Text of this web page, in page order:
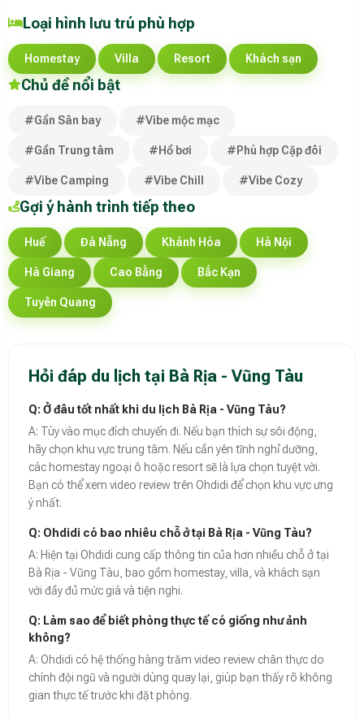
Loại hình lưu trú phù hợp
Homestay Villa Resort Khách sạn
Chủ đề nổi bật
#Gần Sân bay #Vibe mộc mạc
#Gần Trung tâm #Hồ bơi #Phù hợp Cặp đôi
#Vibe Camping #Vibe Chill #Vibe Cozy
Gợi ý hành trình tiếp theo
Huế Đà Nẵng Khánh Hòa Hà Nội
Hà Giang Cao Bằng Bắc Kạn
Tuyên Quang
Hỏi đáp du lịch tại Bà Rịa - Vũng Tàu
Q: Ở đâu tốt nhất khi du lịch Bà Rịa - Vũng Tàu?
A: Tùy vào mục đích chuyến đi. Nếu bạn thích sự sôi động,
hãy chọn khu vực trung tâm. Nếu cần yên tĩnh nghỉ dưỡng,
các homestay ngoại ô hoặc resort sẽ là lựa chọn tuyệt vời.
Bạn có thể xem video review trên Ohdidi để chọn khu vực ưng
ý nhất.
Q: Ohdidi có bao nhiêu chỗ ở tại Bà Rịa - Vũng Tàu?
A: Hiện tại Ohdidi cung cấp thông tin của hơn nhiều chỗ ở tại
Bà Rịa - Vũng Tàu, bao gồm homestay, villa, và khách sạn
với đầy đủ mức giá và tiện nghi.
Q: Làm sao để biết phòng thực tế có giống như ảnh
không?
A: Ohdidi có hệ thống hàng trăm video review chân thực do
chính đội ngũ và người dùng quay lại, giúp bạn thấy rõ không
gian thực tế trước khi đặt phòng.